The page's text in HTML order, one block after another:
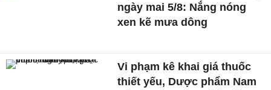
ngày mai 5/8: Nắng nóng
xen kẽ mưa dông
Vi phạm kê khai giá thuốc
thiết yếu, Dược phẩm Nam